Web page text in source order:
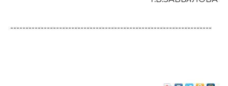
------------------------------------------------------------------